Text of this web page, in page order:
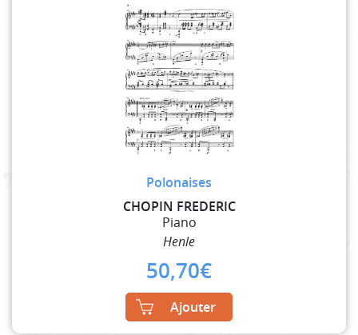
Polonaises
CHOPIN FREDERIC
Piano
Henle
50,70€
Ajouter